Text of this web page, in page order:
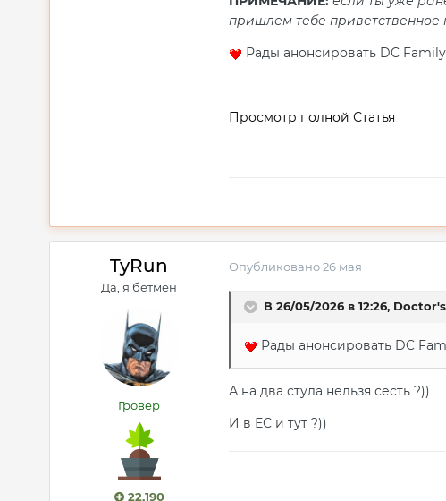
пришлем тебе приветственное
Рады анонсировать DC
Просмотр полной Статья
TyRun
Да, я бетмен
Гровер
22,190
Опубликовано26 мая
В 26/05/2026 в 12:26,
Рады анонсировать DC
А на два стула нельзя сесть ?))
И в ЕС и тут ?))